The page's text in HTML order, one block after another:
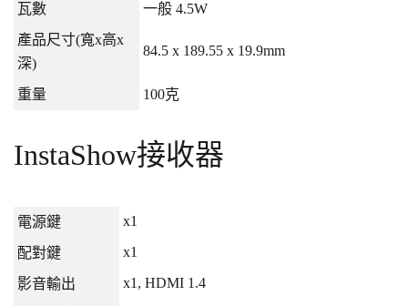
瓦數 一般 4.5W
產品尺寸(寬x高x
深)
84.5 x 189.55 x 19.9mm
重量 100克
InstaShow接收器
電源鍵 x1
配對鍵 x1
影音輸出 x1, HDMI 1.4